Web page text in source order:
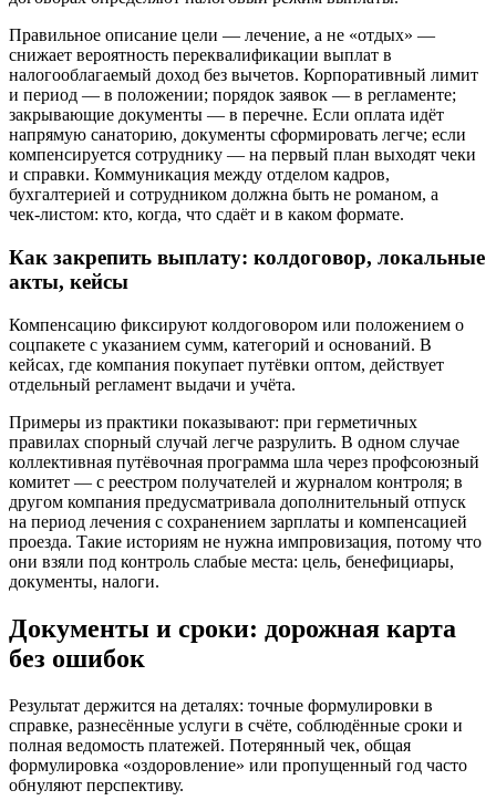
Правильное описание цели — лечение, а не «отдых» —
снижает вероятность переквалификации выплат в
налогооблагаемый доход без вычетов. Корпоративный лимит
и период — в положении; порядок заявок — в регламенте;
закрывающие документы — в перечне. Если оплата идёт
напрямую санаторию, документы сформировать легче; если
компенсируется сотруднику — на первый план выходят чеки
и справки. Коммуникация между отделом кадров,
бухгалтерией и сотрудником должна быть не романом, а
чек‑листом: кто, когда, что сдаёт и в каком формате.
Как закрепить выплату: колдоговор, локальные
акты, кейсы
Компенсацию фиксируют колдоговором или положением о
соцпакете с указанием сумм, категорий и оснований. В
кейсах, где компания покупает путёвки оптом, действует
отдельный регламент выдачи и учёта.
Примеры из практики показывают: при герметичных
правилах спорный случай легче разрулить. В одном случае
коллективная путёвочная программа шла через профсоюзный
комитет — с реестром получателей и журналом контроля; в
другом компания предусматривала дополнительный отпуск
на период лечения с сохранением зарплаты и компенсацией
проезда. Такие историям не нужна импровизация, потому что
они взяли под контроль слабые места: цель, бенефициары,
документы, налоги.
Документы и сроки: дорожная карта
без ошибок
Результат держится на деталях: точные формулировки в
справке, разнесённые услуги в счёте, соблюдённые сроки и
полная ведомость платежей. Потерянный чек, общая
формулировка «оздоровление» или пропущенный год часто
обнуляют перспективу.